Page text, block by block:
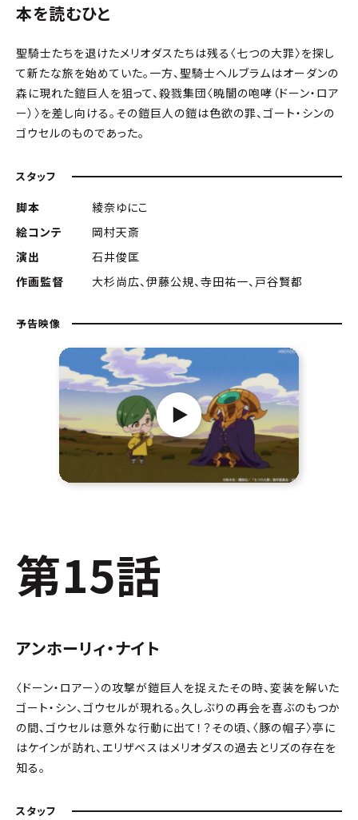
本を読むひと
聖騎士たちを退けたメリオダスたちは残る〈七つの大罪〉を探し
て新たな旅を始めていた。一方、聖騎士ヘルブラムはオーダンの
森に現れた鎧巨人を狙って、殺戮集団〈暁闇の咆哮（ドーン・ロア
ー）〉を差し向ける。その鎧巨人の鎧は色欲の罪、ゴート・シンの
ゴウセルのものであった。
スタッフ
脚本
綾奈ゆにこ
絵コンテ
岡村天斎
演出
石井俊匡
作画監督
大杉尚広、伊藤公規、寺田祐一、戸谷賢都
予告映像
第15話
アンホーリィ・ナイト
〈ドーン・ロアー〉の攻撃が鎧巨人を捉えたその時、変装を解いた
ゴート・シン、ゴウセルが現れる。久しぶりの再会を喜ぶのもつか
の間、ゴウセルは意外な行動に出て！？その頃、〈豚の帽子〉亭に
はケインが訪れ、エリザベスはメリオダスの過去とリズの存在を
知る。
スタッフ